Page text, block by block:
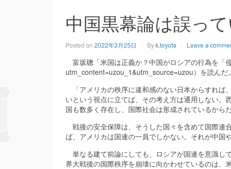
中国黒幕論は誤って
Posted on 2022年3月25日 Byk.toyota Leave a
富坂聰「米国は正義か？中国がロシアの行為を「
utm_content=uzou_1&utm_source=uzou）を読んだ
「アメリカの秩序に違和感のない日本からすれば
いという視点に立てば、その考え方は通用しない
国も数多く存在し、国際社会は形成されているからだ
戦後の安全保障は、そうした国々を含めて国際連
ば、アメリカは国連の一員でしかない。それが中国
単なる建て前論にしても、ロシアが国連を意識し
界大戦後の国際秩序を崩壊に向かわせているのは、